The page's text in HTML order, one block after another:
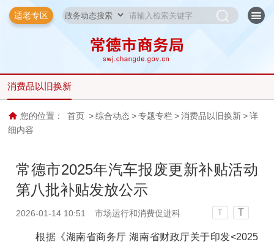
适老专区
消费品以旧换新
您的位置： 首页 > 综合动态 > 专题专栏 > 消费品以旧换新 > 详
细内容
常德市2025年汽车报废更新补贴活动
第八批补贴发放公示
2026-01-14 10:51 市场运行和消费促进科 T T
根据《湖南省商务厅 湖南省财政厅关于印发<2025